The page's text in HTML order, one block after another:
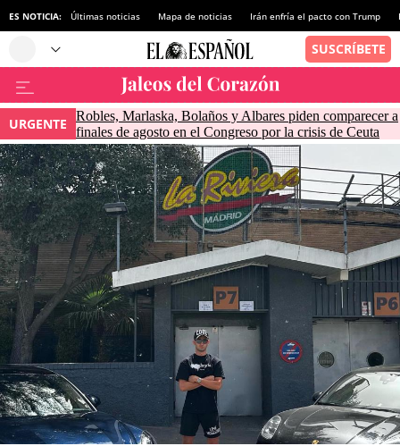
ES NOTICIA: Últimas noticias Mapa de noticias Irán enfría el pacto con Trump
URGENTE
Robles, Marlaska, Bolaños y Albares piden comparecer a
finales de agosto en el Congreso por la crisis de Ceuta